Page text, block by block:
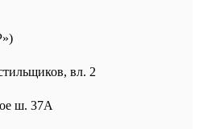
вл. 2
ш. 37А